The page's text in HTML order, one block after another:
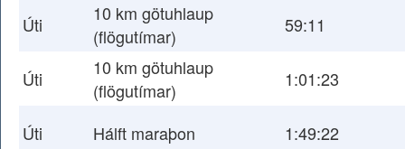
Úti
10 km götuhlaup
(flögutímar)
59:11
Úti
10 km götuhlaup
(flögutímar)
1:01:23
Úti Hálft maraþon
1:49:22